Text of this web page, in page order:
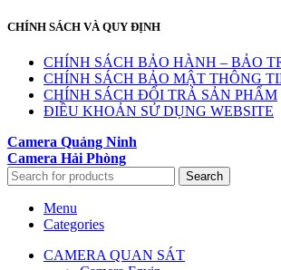
CHÍNH SÁCH VÀ QUY ĐỊNH
CHÍNH SÁCH BẢO HÀNH – BẢO
CHÍNH SÁCH BẢO MẬT THÔNG
CHÍNH SÁCH ĐỔI TRẢ SẢN PHẨM
ĐIỀU KHOẢN SỬ DỤNG WEBSITE
Camera Quảng Ninh
Camera Hải Phòng
Search
Menu
Categories
CAMERA QUAN SÁT